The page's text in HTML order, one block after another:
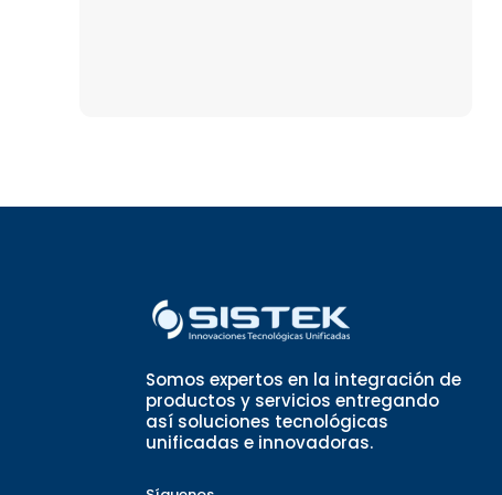
Somos expertos en la integración de
productos y servicios entregando
así soluciones tecnológicas
unificadas e innovadoras.